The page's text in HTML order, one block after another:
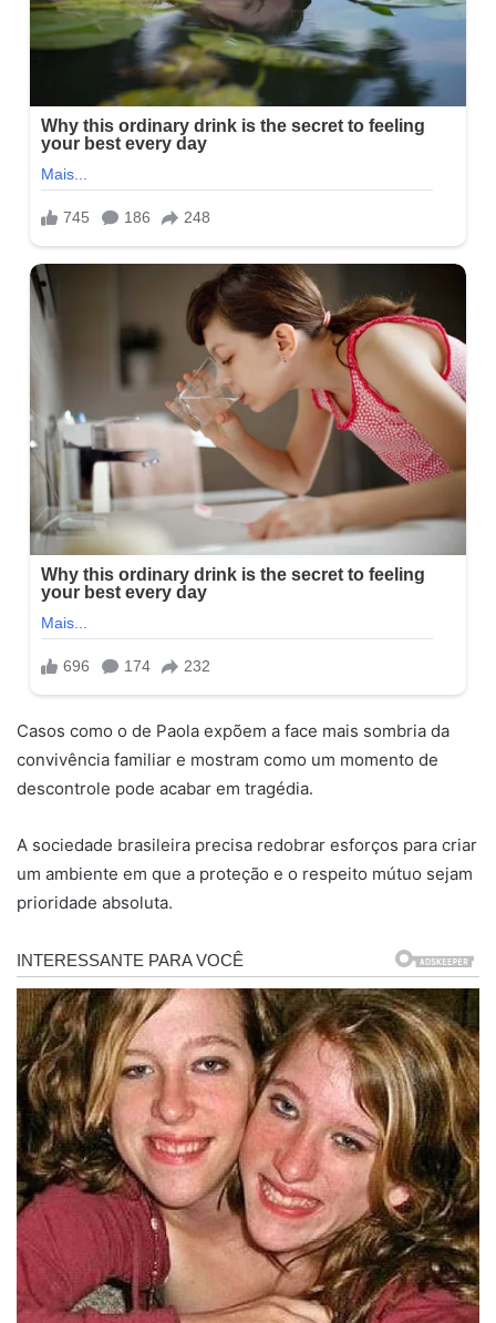
Casos como o de Paola expõem a face mais sombria da
convivência familiar e mostram como um momento de
descontrole pode acabar em tragédia.
A sociedade brasileira precisa redobrar esforços para criar
um ambiente em que a proteção e o respeito mútuo sejam
prioridade absoluta.